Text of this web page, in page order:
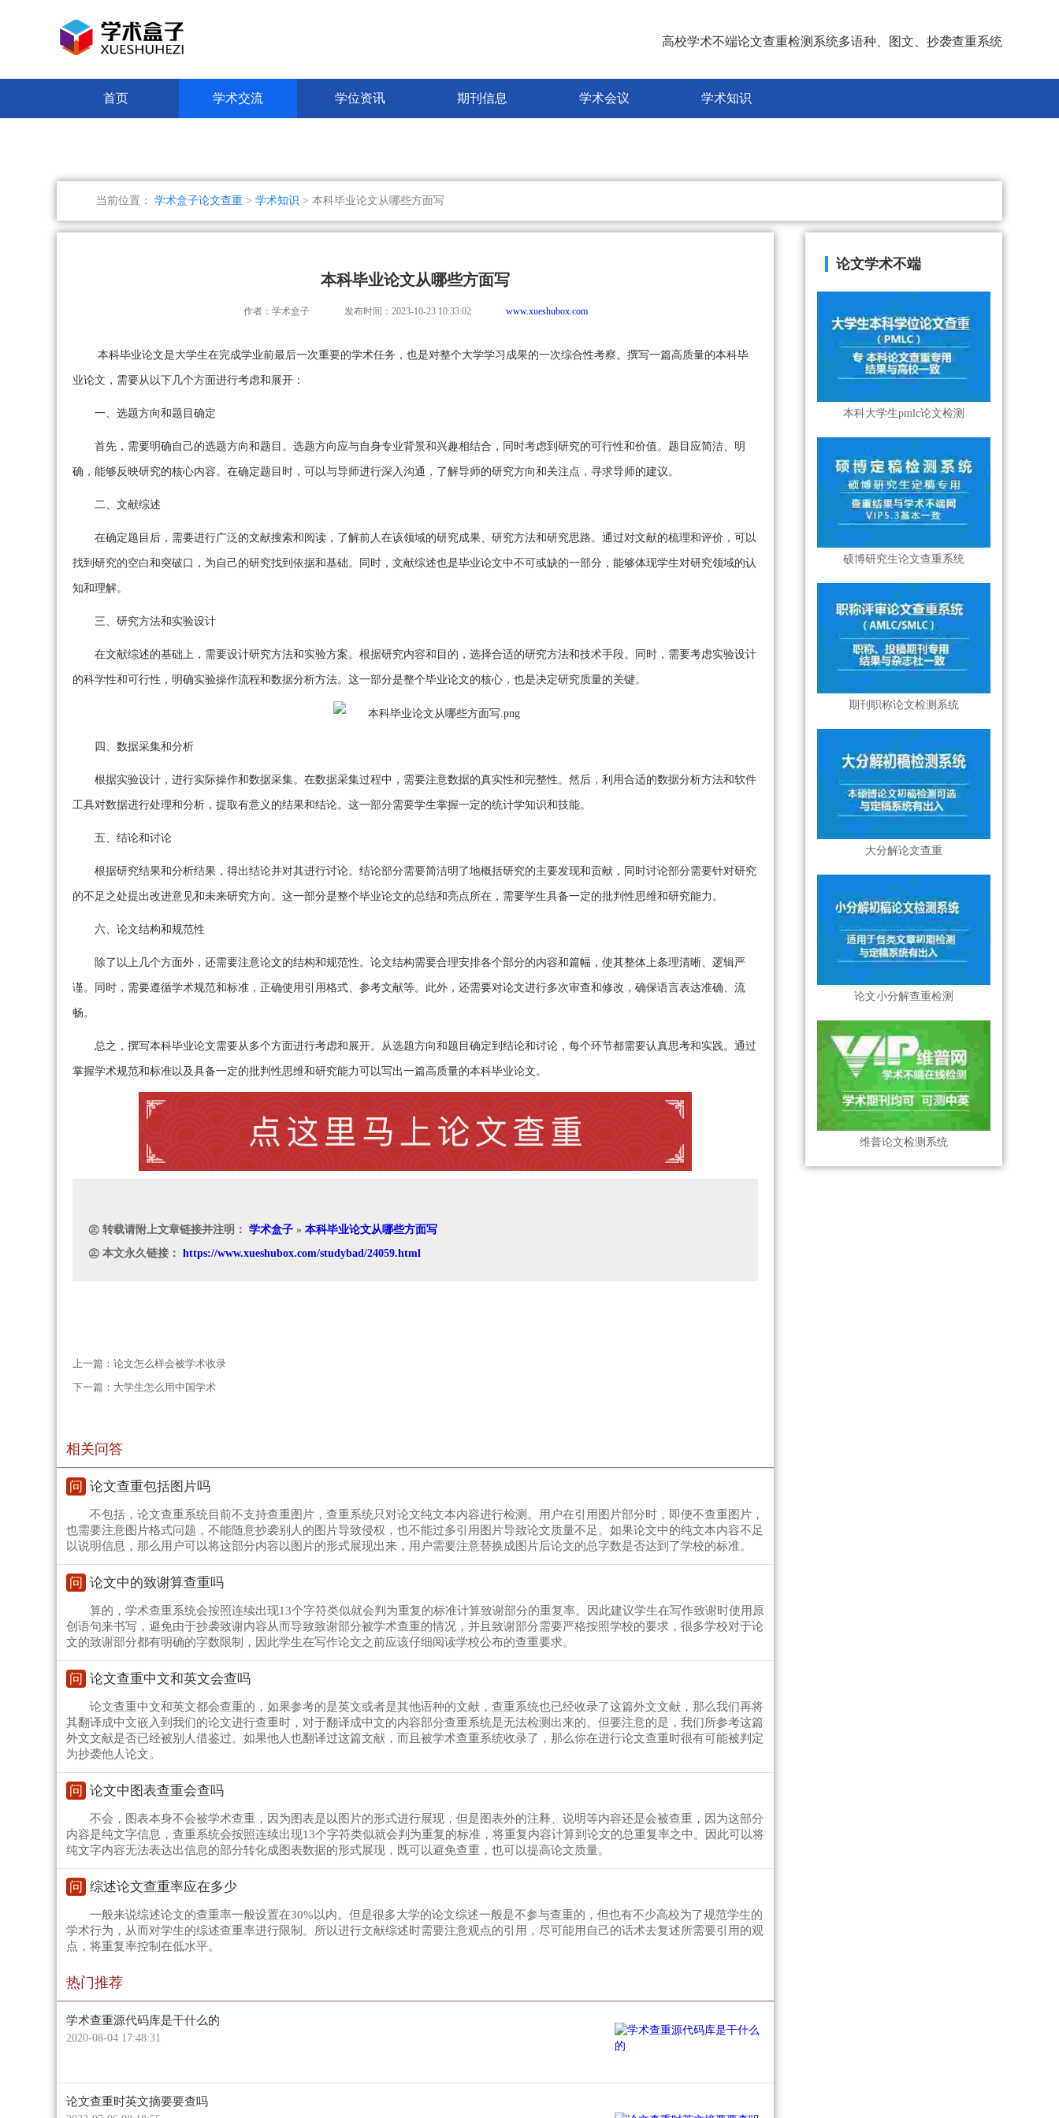
高校学术不端论文查重检测系统多语种、图文、抄袭查重系统
首页 学术交流 学位资讯 期刊信息 学术会议 学术知识
当前位置： 学术盒子论文查重 > 学术知识 > 本科毕业论文从哪些方面写
本科毕业论文从哪些方面写
作者：学术盒子 发布时间：2023-10-23 10:33:02 www.xueshubox.com
本科毕业论文是大学生在完成学业前最后一次重要的学术任务，也是对整个大学学习成果的一次综合性考察。撰写一篇高质量的本科毕
业论文，需要从以下几个方面进行考虑和展开：
一、选题方向和题目确定
首先，需要明确自己的选题方向和题目。选题方向应与自身专业背景和兴趣相结合，同时考虑到研究的可行性和价值。题目应简洁、明
确，能够反映研究的核心内容。在确定题目时，可以与导师进行深入沟通，了解导师的研究方向和关注点，寻求导师的建议。
二、文献综述
在确定题目后，需要进行广泛的文献搜索和阅读，了解前人在该领域的研究成果、研究方法和研究思路。通过对文献的梳理和评价，可以
找到研究的空白和突破口，为自己的研究找到依据和基础。同时，文献综述也是毕业论文中不可或缺的一部分，能够体现学生对研究领域的认
知和理解。
三、研究方法和实验设计
在文献综述的基础上，需要设计研究方法和实验方案。根据研究内容和目的，选择合适的研究方法和技术手段。同时，需要考虑实验设计
的科学性和可行性，明确实验操作流程和数据分析方法。这一部分是整个毕业论文的核心，也是决定研究质量的关键。
四、数据采集和分析
根据实验设计，进行实际操作和数据采集。在数据采集过程中，需要注意数据的真实性和完整性。然后，利用合适的数据分析方法和软件
工具对数据进行处理和分析，提取有意义的结果和结论。这一部分需要学生掌握一定的统计学知识和技能。
五、结论和讨论
根据研究结果和分析结果，得出结论并对其进行讨论。结论部分需要简洁明了地概括研究的主要发现和贡献，同时讨论部分需要针对研究
的不足之处提出改进意见和未来研究方向。这一部分是整个毕业论文的总结和亮点所在，需要学生具备一定的批判性思维和研究能力。
六、论文结构和规范性
除了以上几个方面外，还需要注意论文的结构和规范性。论文结构需要合理安排各个部分的内容和篇幅，使其整体上条理清晰、逻辑严
谨。同时，需要遵循学术规范和标准，正确使用引用格式、参考文献等。此外，还需要对论文进行多次审查和修改，确保语言表达准确、流
畅。
总之，撰写本科毕业论文需要从多个方面进行考虑和展开。从选题方向和题目确定到结论和讨论，每个环节都需要认真思考和实践。通过
掌握学术规范和标准以及具备一定的批判性思维和研究能力可以写出一篇高质量的本科毕业论文。
㊣ 转载请附上文章链接并注明： 学术盒子 » 本科毕业论文从哪些方面写
㊣ 本文永久链接： https://www.xueshubox.com/studybad/24059.html
上一篇： 论文怎么样会被学术收录
下一篇： 大学生怎么用中国学术
相关问答
问 论文查重包括图片吗
不包括，论文查重系统目前不支持查重图片，查重系统只对论文纯文本内容进行检测。用户在引用图片部分时，即便不查重图片，
也需要注意图片格式问题，不能随意抄袭别人的图片导致侵权，也不能过多引用图片导致论文质量不足。如果论文中的纯文本内容不足
以说明信息，那么用户可以将这部分内容以图片的形式展现出来，用户需要注意替换成图片后论文的总字数是否达到了学校的标准。
问 论文中的致谢算查重吗
算的，学术查重系统会按照连续出现13个字符类似就会判为重复的标准计算致谢部分的重复率。因此建议学生在写作致谢时使用原
创语句来书写，避免由于抄袭致谢内容从而导致致谢部分被学术查重的情况，并且致谢部分需要严格按照学校的要求，很多学校对于论
文的致谢部分都有明确的字数限制，因此学生在写作论文之前应该仔细阅读学校公布的查重要求。
问 论文查重中文和英文会查吗
论文查重中文和英文都会查重的，如果参考的是英文或者是其他语种的文献，查重系统也已经收录了这篇外文文献，那么我们再将
其翻译成中文嵌入到我们的论文进行查重时，对于翻译成中文的内容部分查重系统是无法检测出来的。但要注意的是，我们所参考这篇
外文文献是否已经被别人借鉴过。如果他人也翻译过这篇文献，而且被学术查重系统收录了，那么你在进行论文查重时很有可能被判定
为抄袭他人论文。
问 论文中图表查重会查吗
不会，图表本身不会被学术查重，因为图表是以图片的形式进行展现，但是图表外的注释、说明等内容还是会被查重，因为这部分
内容是纯文字信息，查重系统会按照连续出现13个字符类似就会判为重复的标准，将重复内容计算到论文的总重复率之中。因此可以将
纯文字内容无法表达出信息的部分转化成图表数据的形式展现，既可以避免查重，也可以提高论文质量。
问 综述论文查重率应在多少
一般来说综述论文的查重率一般设置在30%以内。但是很多大学的论文综述一般是不参与查重的，但也有不少高校为了规范学生的
学术行为，从而对学生的综述查重率进行限制。所以进行文献综述时需要注意观点的引用，尽可能用自己的话术去复述所需要引用的观
点，将重复率控制在低水平。
热门推荐
学术查重源代码库是干什么的
2020-08-04 17:48:31
论文查重时英文摘要要查吗
论文学术不端
本科大学生pmlc论文检测
硕博研究生论文查重系统
期刊职称论文检测系统
大分解论文查重
论文小分解查重检测
维普论文检测系统